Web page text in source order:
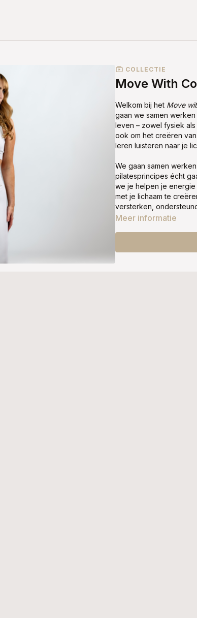
COLLECTIE
Move With
Welkom bij het Move
gaan we samen
leven – zowel fysiek als
ook om het creëren
leren luisteren naar je
We gaan samen
pilatesprincipes écht
we je helpen je
met je lichaam te
versterken,
De lessen in dit
Meer informatie